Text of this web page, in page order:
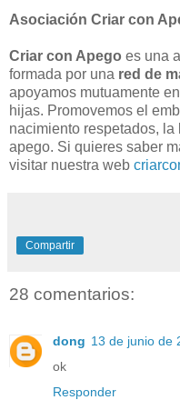
Asociación Criar con
Criar con Apego es una
formada por una red de
apoyamos mutuamente
hijas. Promovemos el
nacimiento respetados,
apego. Si quieres saber
visitar nuestra web
Compartir
28 comentarios:
dong 13 de junio de
ok
Responder